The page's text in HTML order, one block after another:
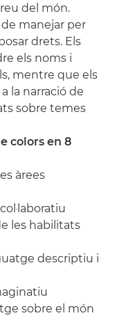
del món.
de manejar per
drets. Els
els noms i
mentre que els
la narració de
sobre temes
colors en 8
àrees
les habilitats
descriptiu i
sobre el món